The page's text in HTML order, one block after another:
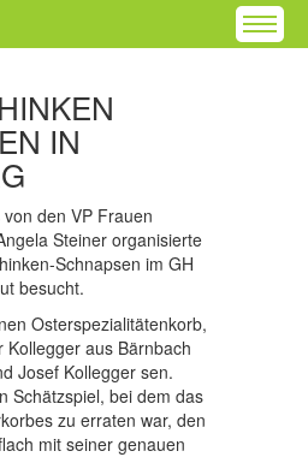
IN
den VP Frauen
Steiner organisierte
Schnapsen im GH
besucht.
Osterspezialitätenkorb,
Kollegger aus Bärnbach
Josef Kollegger sen.
Schätzspiel, bei dem das
zu erraten war, den
mit seiner genauen